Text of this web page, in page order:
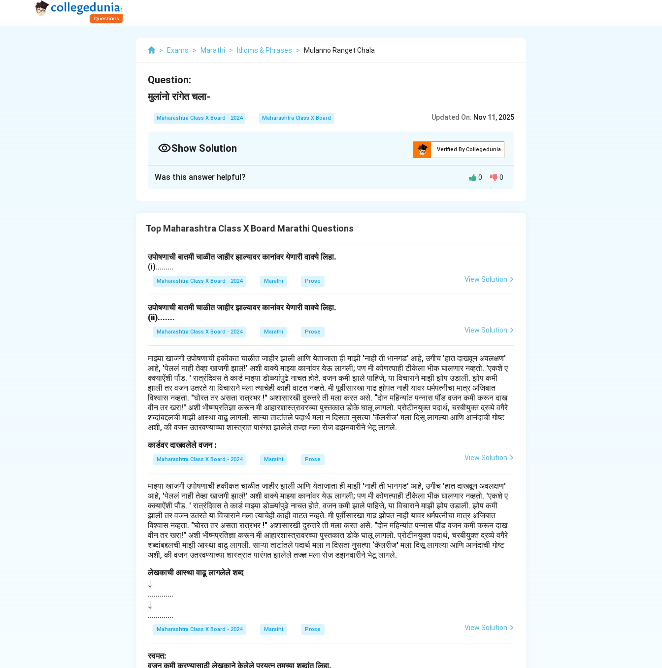
> Exams > Marathi > Idioms & Phrases > Mulanno Ranget Chala
Question:
मुलांनो रांगेत चला-
Maharashtra Class X Board - 2024 Maharashtra Class X Board Updated On: Nov 11, 2025
Show Solution Verified By Collegedunia
Was this answer helpful? 0 0
Top Maharashtra Class X Board Marathi Questions
उपोषणाची बातमी चाळीत जाहीर झाल्यावर कानांवर येणारी वाक्ये लिहा.
(i).........
Maharashtra Class X Board - 2024 Marathi Prose View Solution
उपोषणाची बातमी चाळीत जाहीर झाल्यावर कानांवर येणारी वाक्ये लिहा.
(ii).......
Maharashtra Class X Board - 2024 Marathi Prose View Solution
माझ्या खाजगी उपोषणाची हकीकत चाळीत जाहीर झाली आणि येताजाता ही माझी 'नाही ती भानगड' आहे, उगीच 'हात दाखवून अवलक्षण'
आहे, 'पेललं नाही तेव्हा खाजगी झालं!' अशी वाक्ये माझ्या कानांवर येऊ लागली; पण मी कोणत्याही टीकेला भीक घालणार नव्हतो. 'एकशे ए
क्क्याऐंशी पौंड. ' रात्रंदिवस ते कार्ड माझ्या डोळ्यांपुढे नाचत होते. वजन कमी झाले पाहिजे, या विचाराने माझी झोप उडाली. झोप कमी
झाली तर वजन उतरते या विचाराने मला त्याचेही काही वाटत नव्हते. मी पूर्वीसारखा गाढ झोपत नाही यावर धर्मपत्नीचा मात्र अजिबात
विश्वास नव्हता. "घोरत तर असता रात्रभर !" अशासारखी दुरुत्तरे ती मला करत असे. “दोन महिन्यांत पन्नास पौंड वजन कमी करून दाख
वीन तर खरा!" अशी भीष्मप्रतिज्ञा करून मी आहारशास्त्रावरच्या पुस्तकात डोके घालू लागलो. प्रोटीनयुक्त पदार्थ, चरबीयुक्त द्रव्ये वगैरे
शब्दांबद्दलची माझी आस्था वाढू लागली. साऱ्या ताटांतले पदार्थ मला न दिसता नुसत्या ‘कॅलरीज' मला दिसू लागल्या आणि आनंदाची गोष्ट
अशी, की वजन उतरवण्याच्या शास्त्रात पारंगत झालेले तज्ज्ञ मला रोज डझनवारीने भेटू लागले.
कार्डवर दाखवलेले वजन :
Maharashtra Class X Board - 2024 Marathi Prose View Solution
माझ्या खाजगी उपोषणाची हकीकत चाळीत जाहीर झाली आणि येताजाता ही माझी 'नाही ती भानगड' आहे, उगीच 'हात दाखवून अवलक्षण'
आहे, 'पेललं नाही तेव्हा खाजगी झालं!' अशी वाक्ये माझ्या कानांवर येऊ लागली; पण मी कोणत्याही टीकेला भीक घालणार नव्हतो. 'एकशे ए
क्क्याऐंशी पौंड. ' रात्रंदिवस ते कार्ड माझ्या डोळ्यांपुढे नाचत होते. वजन कमी झाले पाहिजे, या विचाराने माझी झोप उडाली. झोप कमी
झाली तर वजन उतरते या विचाराने मला त्याचेही काही वाटत नव्हते. मी पूर्वीसारखा गाढ झोपत नाही यावर धर्मपत्नीचा मात्र अजिबात
विश्वास नव्हता. "घोरत तर असता रात्रभर !" अशासारखी दुरुत्तरे ती मला करत असे. “दोन महिन्यांत पन्नास पौंड वजन कमी करून दाख
वीन तर खरा!" अशी भीष्मप्रतिज्ञा करून मी आहारशास्त्रावरच्या पुस्तकात डोके घालू लागलो. प्रोटीनयुक्त पदार्थ, चरबीयुक्त द्रव्ये वगैरे
शब्दांबद्दलची माझी आस्था वाढू लागली. साऱ्या ताटांतले पदार्थ मला न दिसता नुसत्या ‘कॅलरीज' मला दिसू लागल्या आणि आनंदाची गोष्ट
अशी, की वजन उतरवण्याच्या शास्त्रात पारंगत झालेले तज्ज्ञ मला रोज डझनवारीने भेटू लागले.
लेखकाची आस्था वाढू लागलेले शब्द
\d
o
w
na
rr
w
↓
.............
\d
o
w
na
o
↓
.............
Maharashtra Class X Board - 2024 Marathi Prose View Solution
स्वमत:
वजन कमी करण्यासाठी लेखकाने केलेले प्रयत्न तुमच्या शब्दांत लिहा.